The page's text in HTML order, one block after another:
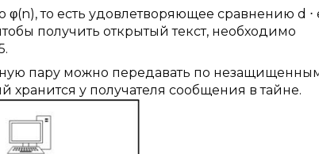
то есть удовлетворяющее сравнению d ⋅
получить открытый текст, необходимо
пару можно передавать по
у получателя сообщения в тайне.